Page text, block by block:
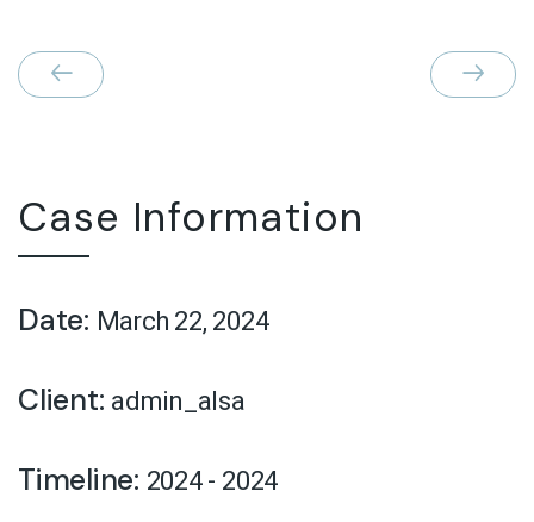
Case Information
Date: March 22, 2024
Client: admin_alsa
Timeline: 2024 - 2024